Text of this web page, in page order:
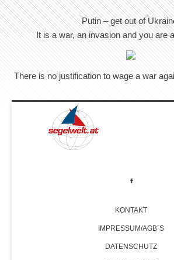
Putin – get out of
It is a war, an invasion and you are
There is no justification to wage a war
KONTAKT
IMPRESSUM/AGB´S
DATENSCHUTZ